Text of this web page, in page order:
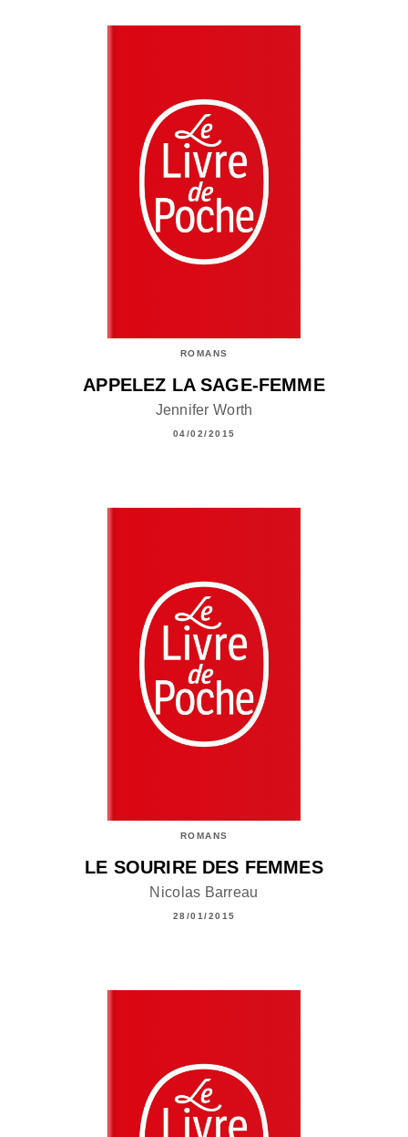
ROMANS
APPELEZ LA SAGE-FEMME
Jennifer Worth
04/02/2015
ROMANS
LE SOURIRE DES FEMMES
Nicolas Barreau
28/01/2015